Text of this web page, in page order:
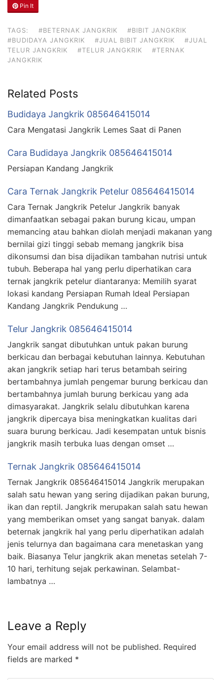
Pin It
TAGS: #BETERNAK JANGKRIK
#BIBIT JANGKRIK
#BUDIDAYA JANGKRIK
#JUAL BIBIT JANGKRIK
#JUAL
TELUR JANGKRIK
#TELUR JANGKRIK
#TERNAK
JANGKRIK
Related Posts
Budidaya Jangkrik 085646415014
Cara Mengatasi Jangkrik Lemes Saat di Panen
Cara Budidaya Jangkrik 085646415014
Persiapan Kandang Jangkrik
Cara Ternak Jangkrik Petelur 085646415014
Cara Ternak Jangkrik Petelur Jangkrik banyak
dimanfaatkan sebagai pakan burung kicau, umpan
memancing atau bahkan diolah menjadi makanan yang
bernilai gizi tinggi sebab memang jangkrik bisa
dikonsumsi dan bisa dijadikan tambahan nutrisi untuk
tubuh. Beberapa hal yang perlu diperhatikan cara
ternak jangkrik petelur diantaranya: Memilih syarat
lokasi kandang Persiapan Rumah Ideal Persiapan
Kandang Jangkrik Pendukung …
Telur Jangkrik 085646415014
Jangkrik sangat dibutuhkan untuk pakan burung
berkicau dan berbagai kebutuhan lainnya. Kebutuhan
akan jangkrik setiap hari terus betambah seiring
bertambahnya jumlah pengemar burung berkicau dan
bertambahnya jumlah burung berkicau yang ada
dimasyarakat. Jangkrik selalu dibutuhkan karena
jangkrik dipercaya bisa meningkatkan kualitas dari
suara burung berkicau. Jadi kesempatan untuk bisnis
jangkrik masih terbuka luas dengan omset …
Ternak Jangkrik 085646415014
Ternak Jangkrik 085646415014 Jangkrik merupakan
salah satu hewan yang sering dijadikan pakan burung,
ikan dan reptil. Jangkrik merupakan salah satu hewan
yang memberikan omset yang sangat banyak. dalam
beternak jangkrik hal yang perlu diperhatikan adalah
jenis telurnya dan bagaimana cara menetaskan yang
baik. Biasanya Telur jangkrik akan menetas setelah 7-
10 hari, terhitung sejak perkawinan. Selambat-
lambatnya …
Leave a Reply
Your email address will not be published. Required
fields are marked *